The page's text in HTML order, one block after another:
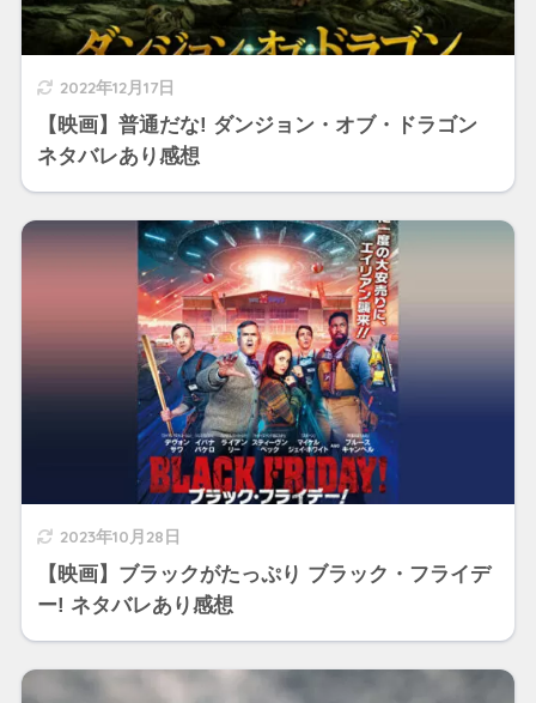
2022年12月17日
【映画】普通だな! ダンジョン・オブ・ドラゴン
ネタバレあり感想
2023年10月28日
【映画】ブラックがたっぷり ブラック・フライデ
ー! ネタバレあり感想